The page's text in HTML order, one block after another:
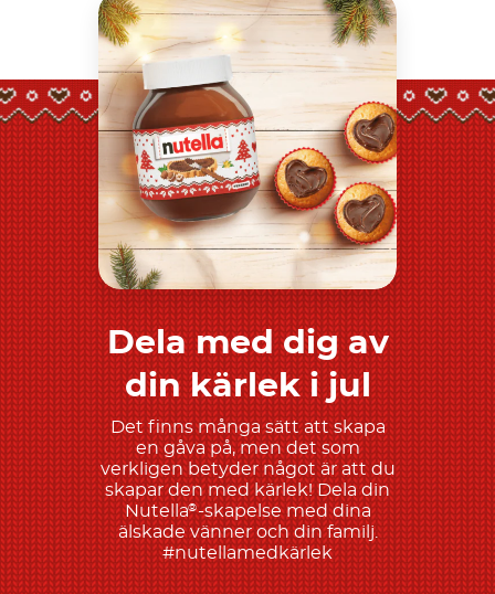
Upptäck mer
Dela med dig av
din kärlek i jul
Det finns många sätt att skapa
en gåva på, men det som
verkligen betyder något är att du
skapar den med kärlek! Dela din
Nutella®-skapelse med dina
älskade vänner och din familj.
#nutellamedkärlek